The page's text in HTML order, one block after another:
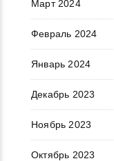
Март 2024
Февраль 2024
Январь 2024
Декабрь 2023
Ноябрь 2023
Октябрь 2023